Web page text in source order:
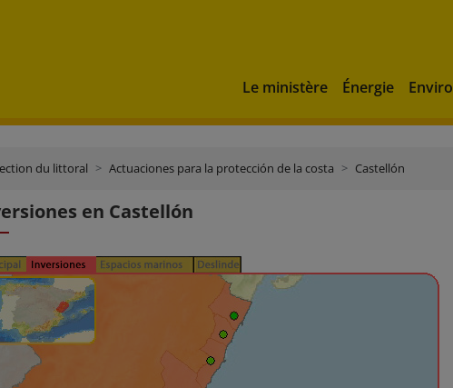
Le ministère Énergie
du littoral Actuaciones para la protección de la costa Castellón
en Castellón